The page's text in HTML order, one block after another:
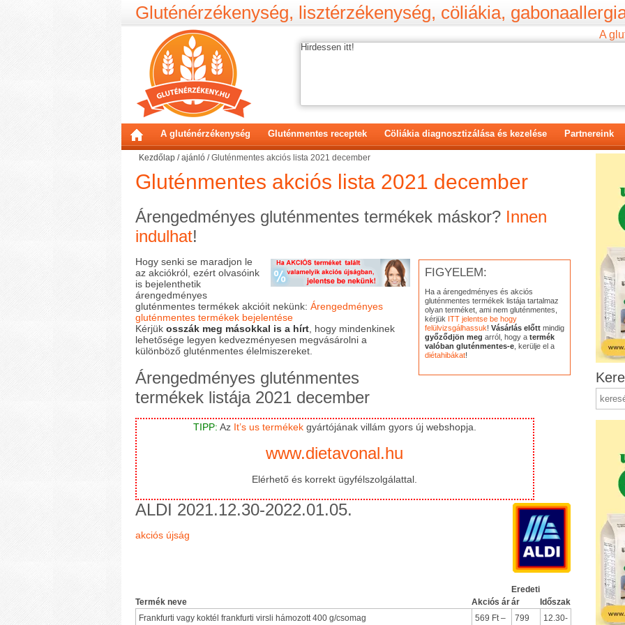
Gluténérzékenység, lisztérzékenység, cöliákia,
A
Hirdessen itt!
A gluténérzékenység Gluténmentes receptek Cöliákia diagnosztizálása és kezelése Partnereink
Kezdőlap /ajánló /Gluténmentes akciós lista 2021 december
Gluténmentes akciós lista 2021 december
Árengedményes gluténmentes termékek máskor? Innen
indulhat!
FIGYELEM:
Ha a árengedményes és akciós
gluténmentes termékek listája tartalmaz
olyan terméket, ami nem gluténmentes,
kérjük ITT jelentse be hogy
felülvizsgálhassuk! Vásárlás előtt mindig
győződjön meg arról, hogy a termék
valóban gluténmentes-e , kerülje el a
diétahibákat!
Hogy senki se maradjon le
az akciókról, ezért olvasóink
is bejelenthetik
árengedményes
gluténmentes termékek akcióit nekünk: Árengedményes
gluténmentes termékek bejelentése
Kérjük osszák meg másokkal is a hírt, hogy mindenkinek
lehetősége legyen kedvezményesen megvásárolni a
különböző gluténmentes élelmiszereket.
Árengedményes gluténmentes
termékek listája 2021 december
TIPP: Az It’s us termékekgyártójának villám gyors új webshopja.
www.dietavonal.hu
Elérhető és korrekt ügyfélszolgálattal.
ALDI 2021.12.30-2022.01.05.
akciós újság
Termék neve Akciós ár
Eredeti
ár
Időszak
Frankfurti vagy koktél frankfurti virsli hámozott 400 g/csomag
569 Ft – 799 12.30-